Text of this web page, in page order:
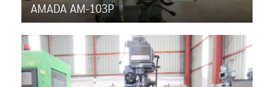
AMADA AM-103P